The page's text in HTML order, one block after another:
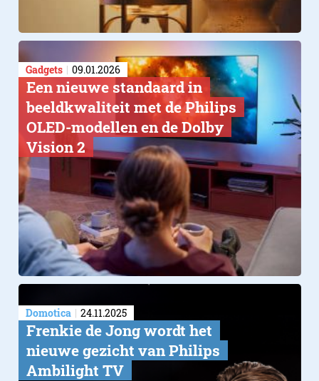
Gadgets 09.01.2026
Een nieuwe standaard in
beeldkwaliteit met de Philips
OLED-modellen en de Dolby
Vision 2
Domotica 24.11.2025
Frenkie de Jong wordt het
nieuwe gezicht van Philips
Ambilight TV